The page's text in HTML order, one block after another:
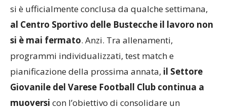
si è ufficialmente conclusa da qualche settimana,
al Centro Sportivo delle Bustecche il lavoro non
si è mai fermato. Anzi. Tra allenamenti,
programmi individualizzati, test match e
pianificazione della prossima annata, il Settore
Giovanile del Varese Football Club continua a
muoversi con l’obiettivo di consolidare un